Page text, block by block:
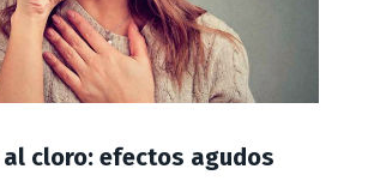
al cloro: efectos agudos